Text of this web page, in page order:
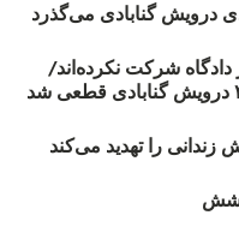
درویش گنابادی می‌گذرد
که در دادگاه شرکت نکرده‌اند/
را تهدید می‌کند